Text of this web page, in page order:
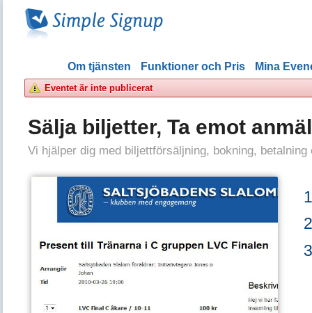
Om tjänsten Funktioner och Pris Mina
Eventet är inte publicerat
Sälja biljetter, Ta emot
Vi hjälper dig med biljettförsäljning, bokning,